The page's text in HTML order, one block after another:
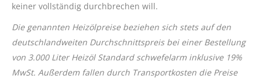
keiner vollständig durchbrechen will.
Die genannten Heizölpreise beziehen sich stets auf den
deutschlandweiten Durchschnittspreis bei einer Bestellung
von 3.000 Liter Heizöl Standard schwefelarm inklusive 19%
MwSt. Außerdem fallen durch Transportkosten die Preise